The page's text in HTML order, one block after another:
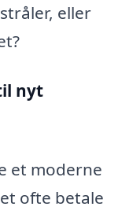
eller
nyt
et moderne
ofte betale